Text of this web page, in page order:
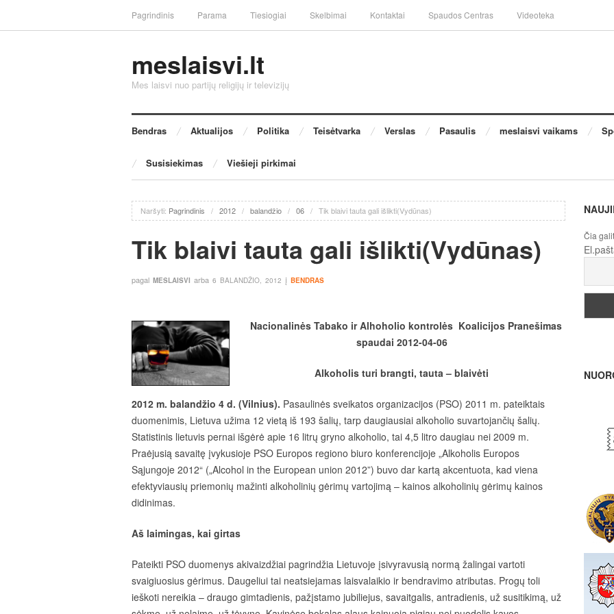
Pagrindinis Parama Tiesiogiai Skelbimai Kontaktai Spaudos Centras Videoteka
meslaisvi.lt
Mes laisvi nuo partijų religijų ir televizijų
Bendras Aktualijos Politika Teisėtvarka Verslas Pasaulis meslaisvi vaikams
Susisiekimas Viešieji pirkimai
Naršyti: Pagrindinis / 2012 / balandžio / 06 / Tik blaivi tauta gali išlikti(Vydūnas)
Tik blaivi tauta gali išlikti(Vydūnas)
pagal MESLAISVI arba 6 BALANDŽIO, 2012 į BENDRAS
Nacionalinės Tabako ir Alhoholio kontrolės Koalicijos Pranešimas
spaudai 2012-04-06
Alkoholis turi brangti, tauta – blaivėti
2012 m. balandžio 4 d. (Vilnius). Pasaulinės sveikatos organizacijos (PSO) 2011 m. pateiktais
duomenimis, Lietuva užima 12 vietą iš 193 šalių, tarp daugiausiai alkoholio suvartojančių šalių.
Statistinis lietuvis pernai išgėrė apie 16 litrų gryno alkoholio, tai 4,5 litro daugiau nei 2009 m.
Praėjusią savaitę įvykusioje PSO Europos regiono biuro konferencijoje „Alkoholis Europos
Sąjungoje 2012“ („Alcohol in the European union 2012”) buvo dar kartą akcentuota, kad viena
efektyviausių priemonių mažinti alkoholinių gėrimų vartojimą – kainos alkoholinių gėrimų kainos
didinimas.
Aš laimingas, kai girtas
Pateikti PSO duomenys akivaizdžiai pagrindžia Lietuvoje įsivyravusią normą žalingai vartoti
svaigiuosius gėrimus. Daugeliui tai neatsiejamas laisvalaikio ir bendravimo atributas. Progų toli
ieškoti nereikia – draugo gimtadienis, pažįstamo jubiliejus, savaitgalis, antradienis, už susitikimą, už
Čia